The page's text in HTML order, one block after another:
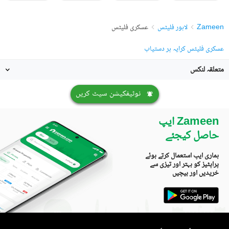
Zameen لاہور فلیٹس
عسکری فلیٹس
عسکری فلیٹس کرایہ پر دستیاب
متعلقہ لنکس
نوٹیفکیشن سیٹ کریں
Zameen ایپ
حاصل کیجئے
ہماری ایپ استعمال کرتے ہوئے
پراپٹیز کو بہتر اور تیزی سے
خریدیں اور بیچیں